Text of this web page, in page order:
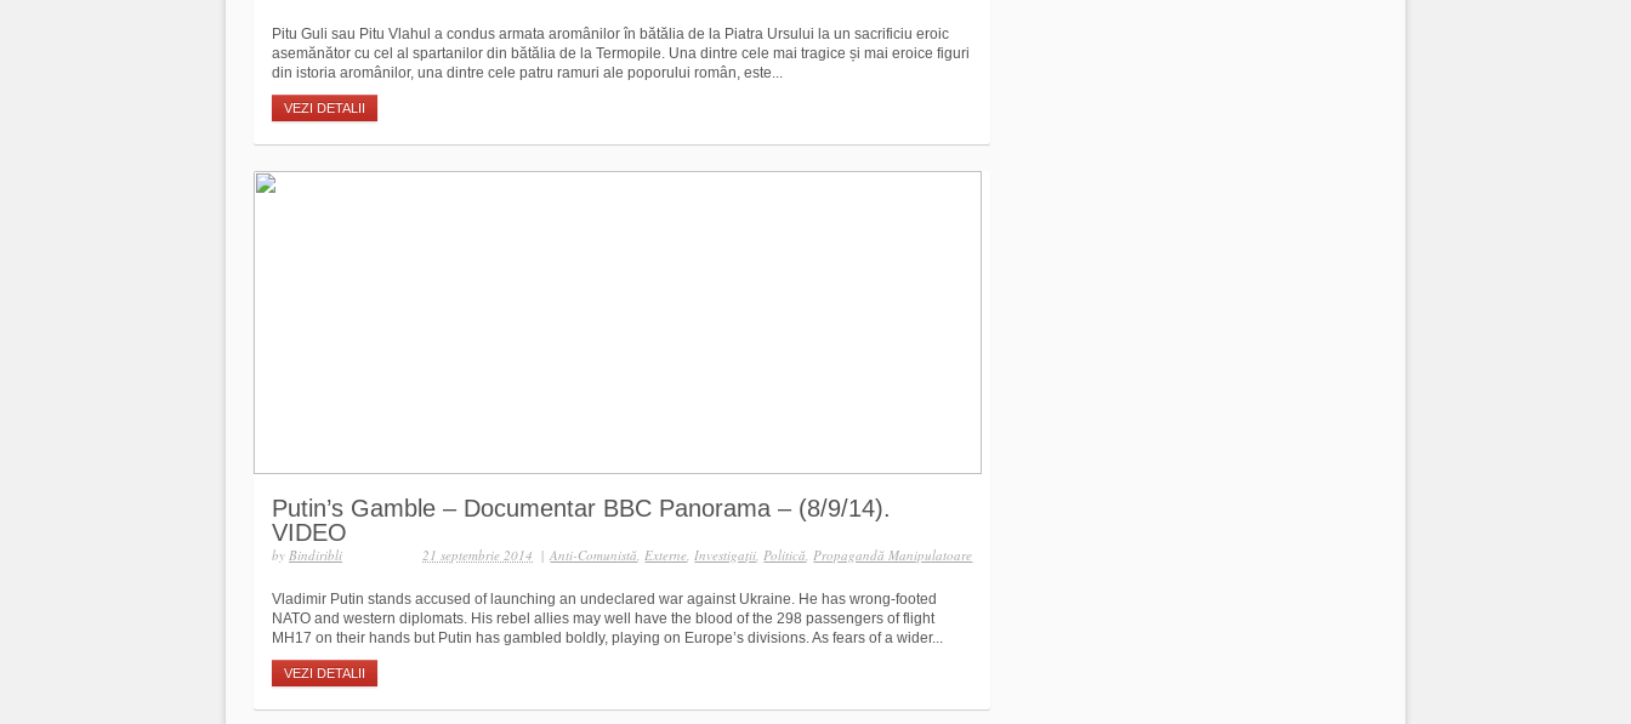
Pitu Guli sau Pitu Vlahul a condus armata aromânilor în bătălia de la Piatra Ursului la un sacrificiu eroic
asemănător cu cel al spartanilor din bătălia de la Termopile. Una dintre cele mai tragice și mai eroice figuri
din istoria aromânilor, una dintre cele patru ramuri ale poporului român, este...
VEZI DETALII
Putin’s Gamble – Documentar BBC Panorama – (8/9/14).
VIDEO
by Bindiribli | Anti-Comunistă,Externe,Investigaţii,Politică,Propagandă Manipulatoare
21 septembrie 2014
Vladimir Putin stands accused of launching an undeclared war against Ukraine. He has wrong-footed
NATO and western diplomats. His rebel allies may well have the blood of the 298 passengers of flight
MH17 on their hands but Putin has gambled boldly, playing on Europe’s divisions. As fears of a wider...
VEZI DETALII